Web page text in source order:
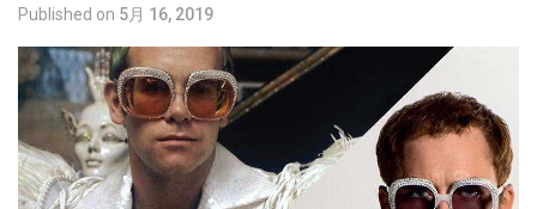
Published on 5月 16, 2019